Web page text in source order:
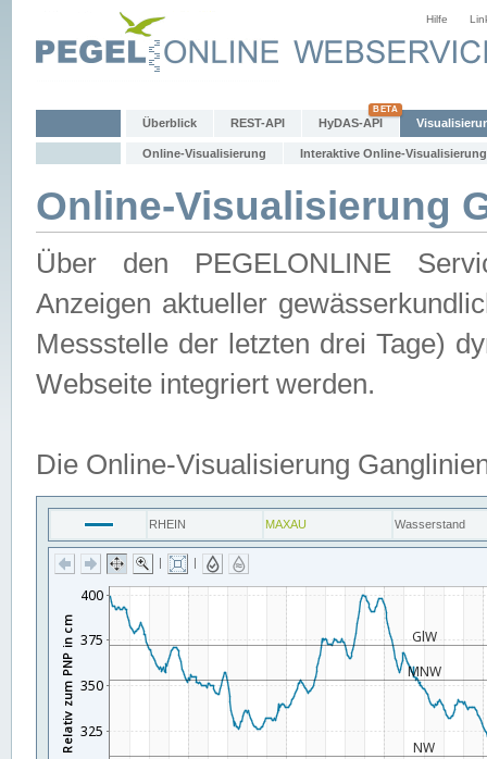
Hilfe
Überblick REST-API HyDAS-API
Online-Visualisierung Interaktive Online-Visualisierung
Online-Visualisierung
Über den PEGELONLINE
Anzeigen aktueller
Messstelle der letzten drei Tage)
Webseite integriert werden.
Die Online-Visualisierung